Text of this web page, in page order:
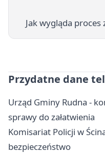
Jak wygląda proces
Przydatne dane
Urząd Gminy Rudna -
sprawy do załatwienia
Komisariat Policji w
bezpieczeństwo